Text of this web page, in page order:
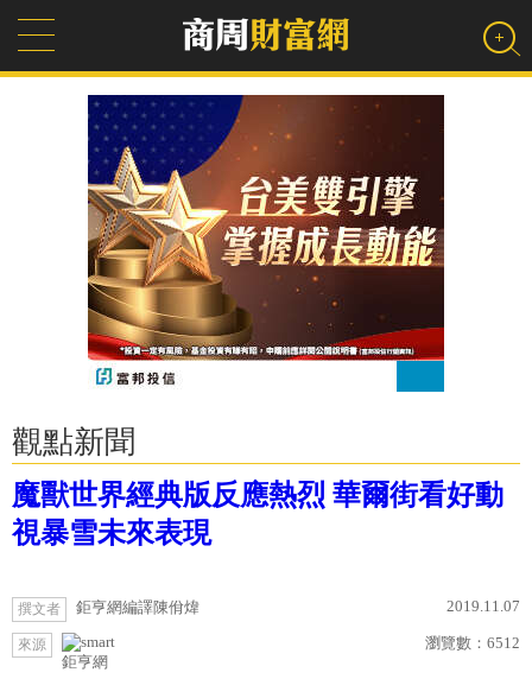
觀點新聞
魔獸世界經典版反應熱烈 華爾街看好動
視暴雪未來表現
撰文者 鉅亨網編譯陳佾煒 2019.11.07
來源
鉅亨網
瀏覽數： 6512